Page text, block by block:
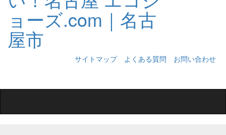
サイトマップ よくある質問
お問い合わせ